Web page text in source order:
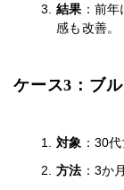
結果 ：前
感も改善。
ケース3：ブ
対象 ：30
方法 ：3か